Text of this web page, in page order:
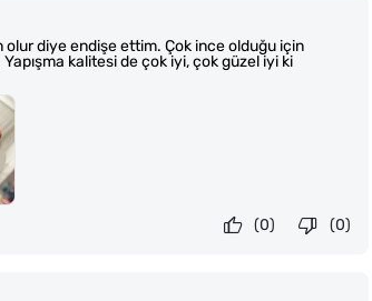
olur diye endişe ettim. Çok ince olduğu için
kalitesi de çok iyi, çok güzel iyi ki
(0)
(0)